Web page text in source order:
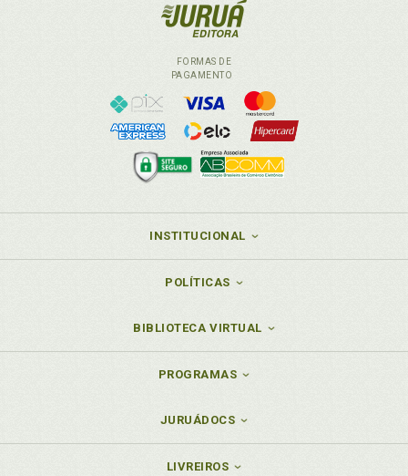
FORMAS DE
PAGAMENTO
INSTITUCIONAL
POLÍTICAS
BIBLIOTECA VIRTUAL
PROGRAMAS
JURUÁDOCS
LIVREIROS